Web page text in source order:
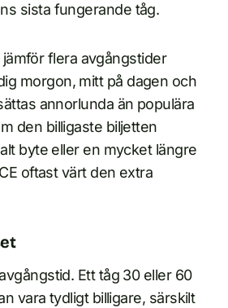
sista fungerande tåg.
jämför flera avgångstider
morgon, mitt på dagen och
annorlunda än populära
den billigaste biljetten
byte eller en mycket längre
oftast värt den extra
Ett tåg 30 eller 60
vara tydligt billigare, särskilt